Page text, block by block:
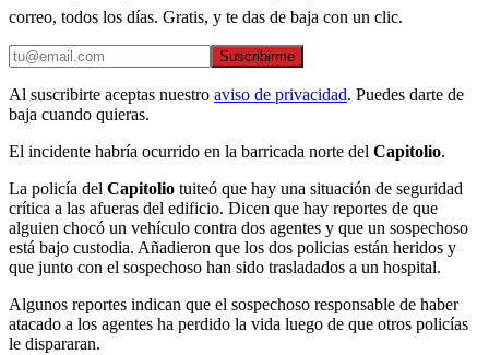
correo, todos los días. Gratis, y te das de baja con un clic.
Suscribirme
Al suscribirte aceptas nuestro aviso de privacidad. Puedes darte de
baja cuando quieras.
El incidente habría ocurrido en la barricada norte del Capitolio.
La policía del Capitolio tuiteó que hay una situación de seguridad
crítica a las afueras del edificio. Dicen que hay reportes de que
alguien chocó un vehículo contra dos agentes y que un sospechoso
está bajo custodia. Añadieron que los dos policias están heridos y
que junto con el sospechoso han sido trasladados a un hospital.
Algunos reportes indican que el sospechoso responsable de haber
atacado a los agentes ha perdido la vida luego de que otros policías
le dispararan.